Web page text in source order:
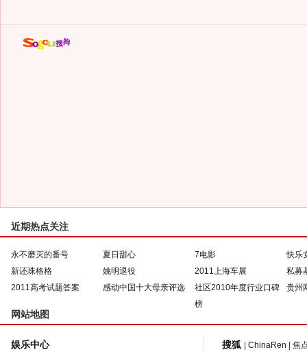
近期热点关注
永不磨灭的番号 夏日甜心 7电影
快乐
新还珠格格
姚明退役 2011上海车展
私募
2011高考试题答案
感动中国十大母亲评选
社区2010年度行业口碑
榜
贵州
网站地图
娱乐中心 搜狐 ChinaRen 焦